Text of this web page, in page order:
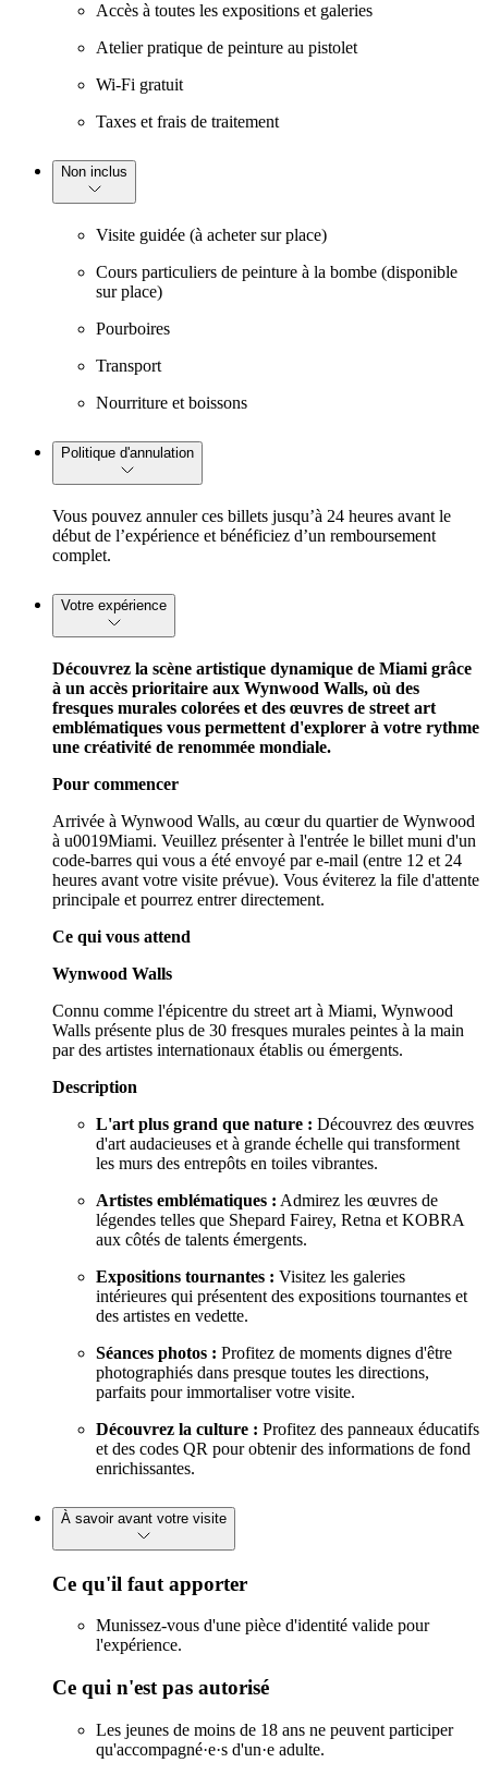
Accès à toutes les expositions et galeries
Atelier pratique de peinture au pistolet
Wi-Fi gratuit
Taxes et frais de traitement
Non inclus
Visite guidée (à acheter sur place)
Cours particuliers de peinture à la bombe (disponible
sur place)
Pourboires
Transport
Nourriture et boissons
Politique d'annulation
Vous pouvez annuler ces billets jusqu’à 24 heures avant le
début de l’expérience et bénéficiez d’un remboursement
complet.
Votre expérience
Découvrez la scène artistique dynamique de Miami grâce
à un accès prioritaire aux Wynwood Walls, où des
fresques murales colorées et des œuvres de street art
emblématiques vous permettent d'explorer à votre rythme
une créativité de renommée mondiale.
Pour commencer
Arrivée à Wynwood Walls, au cœur du quartier de Wynwood
à u0019Miami. Veuillez présenter à l'entrée le billet muni d'un
code-barres qui vous a été envoyé par e-mail (entre 12 et 24
heures avant votre visite prévue). Vous éviterez la file d'attente
principale et pourrez entrer directement.
Ce qui vous attend
Wynwood Walls
Connu comme l'épicentre du street art à Miami, Wynwood
Walls présente plus de 30 fresques murales peintes à la main
par des artistes internationaux établis ou émergents.
Description
L'art plus grand que nature : Découvrez des œuvres
d'art audacieuses et à grande échelle qui transforment
les murs des entrepôts en toiles vibrantes.
Artistes emblématiques : Admirez les œuvres de
légendes telles que Shepard Fairey, Retna et KOBRA
aux côtés de talents émergents.
Expositions tournantes : Visitez les galeries
intérieures qui présentent des expositions tournantes et
des artistes en vedette.
Séances photos : Profitez de moments dignes d'être
photographiés dans presque toutes les directions,
parfaits pour immortaliser votre visite.
Découvrez la culture : Profitez des panneaux éducatifs
et des codes QR pour obtenir des informations de fond
enrichissantes.
À savoir avant votre visite
Ce qu'il faut apporter
Munissez-vous d'une pièce d'identité valide pour
l'expérience.
Ce qui n'est pas autorisé
Les jeunes de moins de 18 ans ne peuvent participer
qu'accompagné·e·s d'un·e adulte.